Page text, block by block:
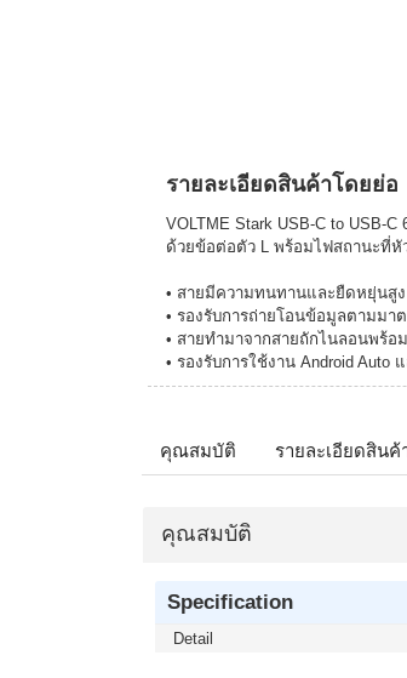
รายละเอียดสินค้าโดยย่อ
VOLTME Stark USB-C to USB-
ด้วยข้อต่อตัว L พร้อมไฟสถานะที่หั
• สายมีความทนทานและยืดหยุ่นสูง
• รองรับการถ่ายโอนข้อมูลตามมา
• สายทำมาจากสายถักไนลอนพร้
• รองรับการใช้งาน Android Auto
คุณสมบัติ รายละเอียดสินค้
คุณสมบัติ
Specification
Detail